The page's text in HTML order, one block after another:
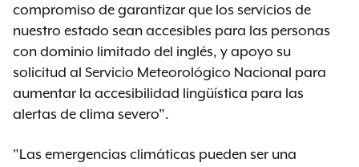
compromiso de garantizar que los servicios de
nuestro estado sean accesibles para las personas
con dominio limitado del inglés, y apoyo su
solicitud al Servicio Meteorológico Nacional para
aumentar la accesibilidad lingüística para las
alertas de clima severo".
"Las emergencias climáticas pueden ser una